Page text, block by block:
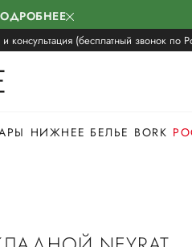
консультация (бесплатный звонок по
НИЖНЕЕ БЕЛЬЕ BORK